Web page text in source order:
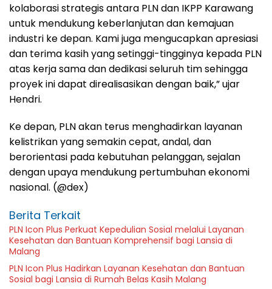
kolaborasi strategis antara PLN dan IKPP Karawang
untuk mendukung keberlanjutan dan kemajuan
industri ke depan. Kami juga mengucapkan apresiasi
dan terima kasih yang setinggi-tingginya kepada PLN
atas kerja sama dan dedikasi seluruh tim sehingga
proyek ini dapat direalisasikan dengan baik,” ujar
Hendri.
Ke depan, PLN akan terus menghadirkan layanan
kelistrikan yang semakin cepat, andal, dan
berorientasi pada kebutuhan pelanggan, sejalan
dengan upaya mendukung pertumbuhan ekonomi
nasional. (@dex)
Berita Terkait
PLN Icon Plus Perkuat Kepedulian Sosial melalui Layanan
Kesehatan dan Bantuan Komprehensif bagi Lansia di
Malang
PLN Icon Plus Hadirkan Layanan Kesehatan dan Bantuan
Sosial bagi Lansia di Rumah Belas Kasih Malang